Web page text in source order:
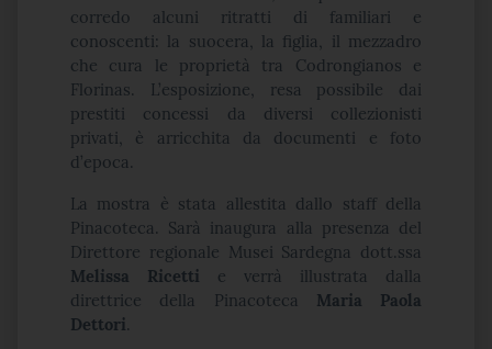
corredo alcuni ritratti di familiari e
conoscenti: la suocera, la figlia, il mezzadro
che cura le proprietà tra Codrongianos e
Florinas. L’esposizione, resa possibile dai
prestiti concessi da diversi collezionisti
privati, è arricchita da documenti e foto
d’epoca.
La mostra è stata allestita dallo staff della
Pinacoteca. Sarà inaugura alla presenza del
Direttore regionale Musei Sardegna dott.ssa
Melissa Ricetti e verrà illustrata dalla
direttrice della Pinacoteca Maria Paola
Dettori.